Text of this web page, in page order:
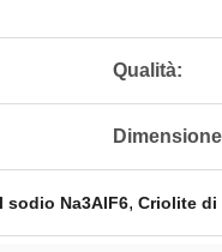
Qualità:
sodio Na3AlF6, Criolite di